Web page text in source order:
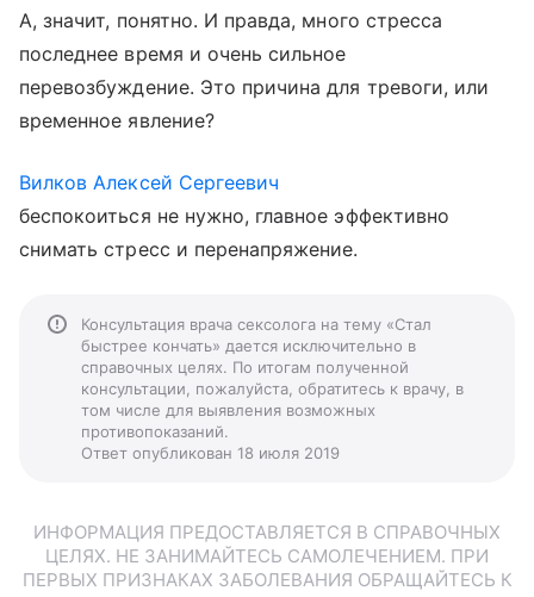
А, значит, понятно. И правда, много стресса
последнее время и очень сильное
перевозбуждение. Это причина для тревоги, или
временное явление?
Вилков Алексей Сергеевич
беспокоиться не нужно, главное эффективно
снимать стресс и перенапряжение.
Консультация врача сексолога на тему «Стал
быстрее кончать» дается исключительно в
справочных целях. По итогам полученной
консультации, пожалуйста, обратитесь к врачу, в
том числе для выявления возможных
противопоказаний.
Ответ опубликован 18 июля 2019
ИНФОРМАЦИЯ ПРЕДОСТАВЛЯЕТСЯ В СПРАВОЧНЫХ
ЦЕЛЯХ. НЕ ЗАНИМАЙТЕСЬ САМОЛЕЧЕНИЕМ. ПРИ
ПЕРВЫХ ПРИЗНАКАХ ЗАБОЛЕВАНИЯ ОБРАЩАЙТЕСЬ К